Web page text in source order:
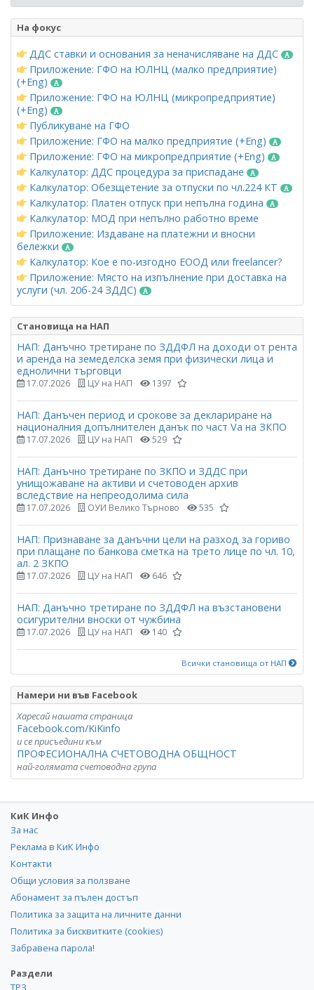
На фокус
ДДС ставки и основания за неначисляване на ДДС
Приложение: ГФО на ЮЛНЦ (малко предприятие)
(+Eng)
Приложение: ГФО на ЮЛНЦ (микропредприятие)
(+Eng)
Публикуване на ГФО
Приложение: ГФО на малко предприятие (+Eng)
Приложение: ГФО на микропредприятие (+Eng)
Калкулатор: ДДС процедура за приспадане
Калкулатор: Обезщетение за отпуски по чл.224 КТ
Калкулатор: Платен отпуск при непълна година
Калкулатор: МОД при непълно работно време
Приложение: Издаване на платежни и вносни
бележки
Калкулатор: Кое е по-изгодно ЕООД или freelancer?
Приложение: Място на изпълнение при доставка на
услуги (чл. 20б-24 ЗДДС)
Становища на НАП
НАП: Данъчно третиране по ЗДДФЛ на доходи от рента
и аренда на земеделска земя при физически лица и
еднолични търговци
17.07.2026 ЦУ на НАП 1397
НАП: Данъчен период и срокове за деклариране на
националния допълнителен данък по част Vа на ЗКПО
17.07.2026 ЦУ на НАП 529
НАП: Данъчно третиране по ЗКПО и ЗДДС при
унищожаване на активи и счетоводен архив
вследствие на непреодолима сила
17.07.2026 ОУИ Велико Търново 535
НАП: Признаване за данъчни цели на разход за гориво
при плащане по банкова сметка на трето лице по чл. 10,
ал. 2 ЗКПО
17.07.2026 ЦУ на НАП 646
НАП: Данъчно третиране по ЗДДФЛ на възстановени
осигурителни вноски от чужбина
17.07.2026 ЦУ на НАП 140
Всички становища от НАП
Намери ни във Facebook
Харесай нашата страница
Facebook.com/KiKinfo
и се присъедини към
ПРОФЕСИОНАЛНА СЧЕТОВОДНА ОБЩНОСТ
най-голямата счетоводна група
КиК Инфо
За нас
Реклама в КиК Инфо
Контакти
Общи условия за ползване
Абонамент за пълен достъп
Политика за защита на личните данни
Политика за бисквитките (cookies)
Забравена парола!
Раздели
ТРЗ